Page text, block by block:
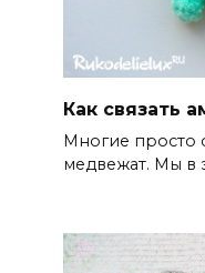
Как связать
Многие
медвежат. Мы в